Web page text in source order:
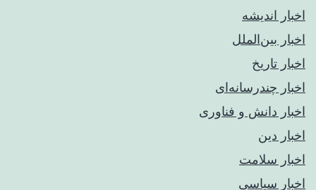
اخبار اندیشه
اخبار بین‌الملل
اخبار تاریخ
اخبار چندرسانه‌ای
اخبار دانش و فناوری
اخبار دین
اخبار سلامت
اخبار سیاسی